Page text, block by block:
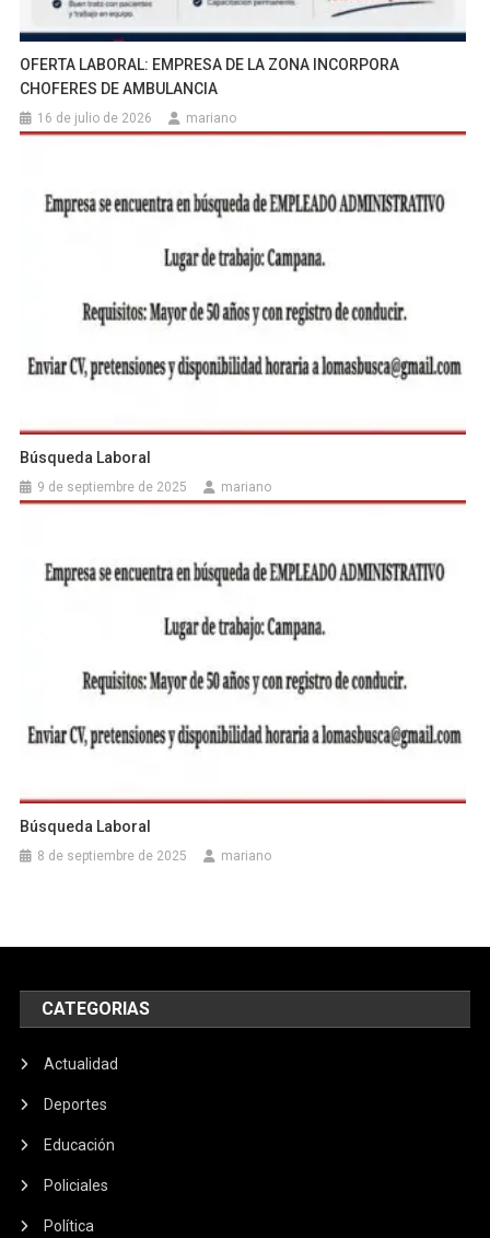
OFERTA LABORAL: EMPRESA DE LA ZONA INCORPORA
CHOFERES DE AMBULANCIA
16 de julio de 2026 mariano
Búsqueda Laboral
9 de septiembre de 2025 mariano
Búsqueda Laboral
8 de septiembre de 2025 mariano
CATEGORIAS
Actualidad
Deportes
Educación
Policiales
Política